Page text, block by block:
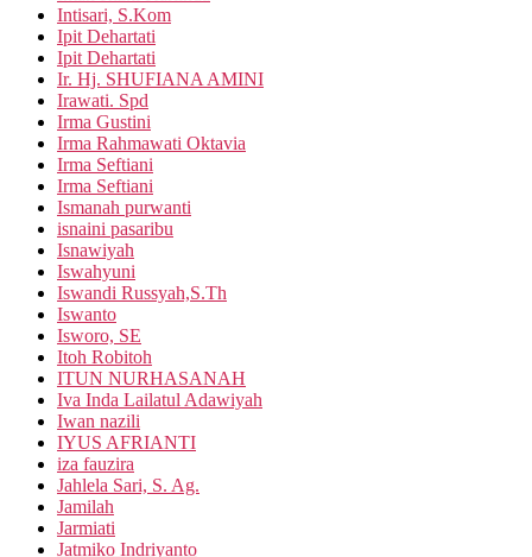
Intisari, S.Kom
Ipit Dehartati
Ipit Dehartati
Ir. Hj. SHUFIANA AMINI
Irawati. Spd
Irma Gustini
Irma Rahmawati Oktavia
Irma Seftiani
Irma Seftiani
Ismanah purwanti
isnaini pasaribu
Isnawiyah
Iswahyuni
Iswandi Russyah,S.Th
Iswanto
Isworo, SE
Itoh Robitoh
ITUN NURHASANAH
Iva Inda Lailatul Adawiyah
Iwan nazili
IYUS AFRIANTI
iza fauzira
Jahlela Sari, S. Ag.
Jamilah
Jarmiati
Jatmiko Indriyanto